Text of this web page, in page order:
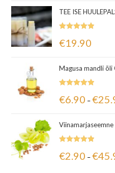
TEE ISE
5.00 / 5
€19.90
Magusa mandli õli
5.00/ 5
€6.90 – €
5.00 / 5
€2.90 – €